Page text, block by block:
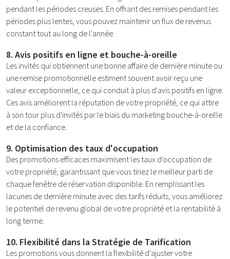
pendant les périodes creuses. En offrant des remises pendant les
périodes plus lentes, vous pouvez maintenir un flux de revenus
constant tout au long de l'année.
8. Avis positifs en ligne et bouche-à-oreille
Les invités qui obtiennent une bonne affaire de dernière minute ou
une remise promotionnelle estiment souvent avoir reçu une
valeur exceptionnelle, ce qui conduit à plus d'avis positifs en ligne.
Ces avis améliorent la réputation de votre propriété, ce qui attire
à son tour plus d'invités par le biais du marketing bouche-à-oreille
et de la confiance.
9. Optimisation des taux d'occupation
Des promotions efficaces maximisent les taux d'occupation de
votre propriété, garantissant que vous tiriez le meilleur parti de
chaque fenêtre de réservation disponible. En remplissant les
lacunes de dernière minute avec des tarifs réduits, vous améliorez
le potentiel de revenu global de votre propriété et la rentabilité à
long terme.
10. Flexibilité dans la Stratégie de Tarification
Les promotions vous donnent la flexibilité d'ajuster votre